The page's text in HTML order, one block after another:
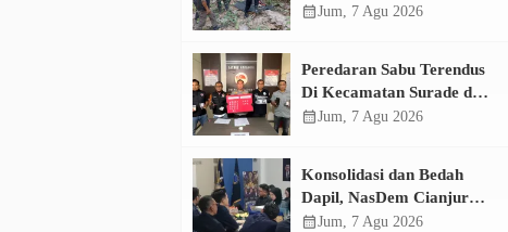
Perhutani Sindangbarang,
calendar_monthJum, 7 Agu 2026
Peredaran Sabu Terendus
Di Kecamatan Surade dan
Ciemas, Polres Sukabumi
calendar_monthJum, 7 Agu 2026
Konsolidasi dan Bedah
Dapil, NasDem Cianjur
Siapkan Strategi Menang
calendar_monthJum, 7 Agu 2026